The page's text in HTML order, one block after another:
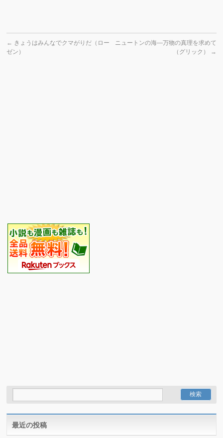
← きょうはみんなでクマがりだ（ロー
ゼン）
ニュートンの海―万物の真理を求めて
（グリック）
→
最近の投稿